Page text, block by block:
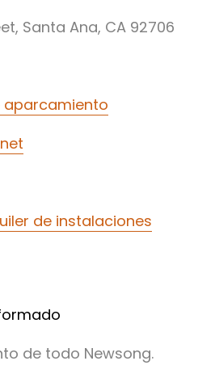
Santa Ana, CA 92706
de instalaciones
de todo Newsong.